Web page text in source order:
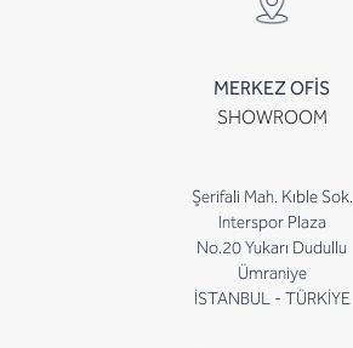
MERKEZ OFİS
SHOWROOM
Şerifali Mah. Kıble Sok.
Interspor Plaza
No.20 Yukarı Dudullu
Ümraniye
İSTANBUL - TÜRKİYE